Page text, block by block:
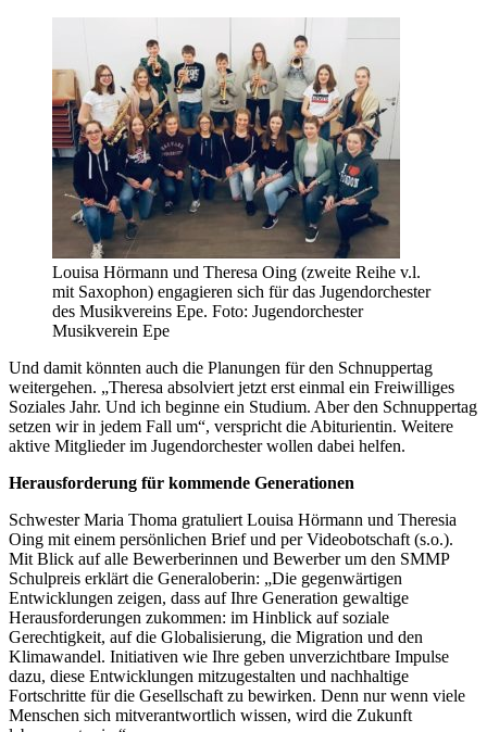
Louisa Hörmann und Theresa Oing (zweite Reihe v.l.
mit Saxophon) engagieren sich für das Jugendorchester
des Musikvereins Epe. Foto: Jugendorchester
Musikverein Epe
Und damit könnten auch die Planungen für den Schnuppertag
weitergehen. „Theresa absolviert jetzt erst einmal ein Freiwilliges
Soziales Jahr. Und ich beginne ein Studium. Aber den Schnuppertag
setzen wir in jedem Fall um“, verspricht die Abiturientin. Weitere
aktive Mitglieder im Jugendorchester wollen dabei helfen.
Herausforderung für kommende Generationen
Schwester Maria Thoma gratuliert Louisa Hörmann und Theresia
Oing mit einem persönlichen Brief und per Videobotschaft (s.o.).
Mit Blick auf alle Bewerberinnen und Bewerber um den SMMP
Schulpreis erklärt die Generaloberin: „Die gegenwärtigen
Entwicklungen zeigen, dass auf Ihre Generation gewaltige
Herausforderungen zukommen: im Hinblick auf soziale
Gerechtigkeit, auf die Globalisierung, die Migration und den
Klimawandel. Initiativen wie Ihre geben unverzichtbare Impulse
dazu, diese Entwicklungen mitzugestalten und nachhaltige
Fortschritte für die Gesellschaft zu bewirken. Denn nur wenn viele
Menschen sich mitverantwortlich wissen, wird die Zukunft